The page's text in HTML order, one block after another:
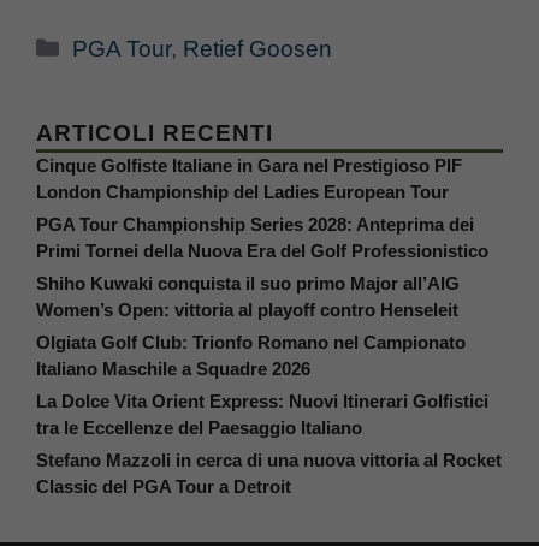
Categorie
PGA Tour, Retief Goosen
ARTICOLI RECENTI
Cinque Golfiste Italiane in Gara nel Prestigioso PIF
London Championship del Ladies European Tour
PGA Tour Championship Series 2028: Anteprima dei
Primi Tornei della Nuova Era del Golf Professionistico
Shiho Kuwaki conquista il suo primo Major all’AIG
Women’s Open: vittoria al playoff contro Henseleit
Olgiata Golf Club: Trionfo Romano nel Campionato
Italiano Maschile a Squadre 2026
La Dolce Vita Orient Express: Nuovi Itinerari Golfistici
tra le Eccellenze del Paesaggio Italiano
Stefano Mazzoli in cerca di una nuova vittoria al Rocket
Classic del PGA Tour a Detroit